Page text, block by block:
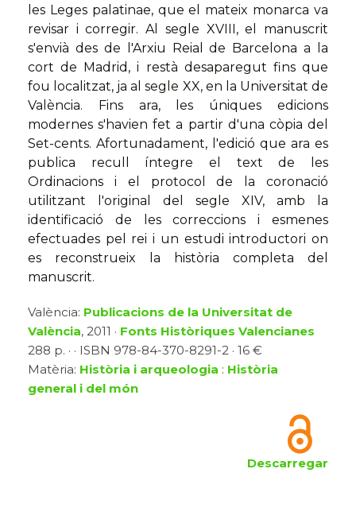
les Leges palatinae, que el mateix monarca va
revisar i corregir. Al segle XVIII, el manuscrit
s'envià des de l'Arxiu Reial de Barcelona a la
cort de Madrid, i restà desaparegut fins que
fou localitzat, ja al segle XX, en la Universitat de
València. Fins ara, les úniques edicions
modernes s'havien fet a partir d'una còpia del
Set-cents. Afortunadament, l'edició que ara es
publica recull íntegre el text de les
Ordinacions i el protocol de la coronació
utilitzant l'original del segle XIV, amb la
identificació de les correccions i esmenes
efectuades pel rei i un estudi introductori on
es reconstrueix la història completa del
manuscrit.
València: Publicacions de la Universitat de
València, 2011 · Fonts Històriques Valencianes
288 p. · · ISBN 978-84-370-8291-2 · 16 €
Matèria: Història i arqueologia : Història
general i del món
Descarregar